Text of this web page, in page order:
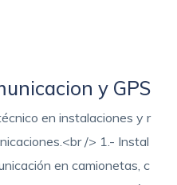
y GPS
en instalaciones y r
/> 1.- Instal
en camionetas, c